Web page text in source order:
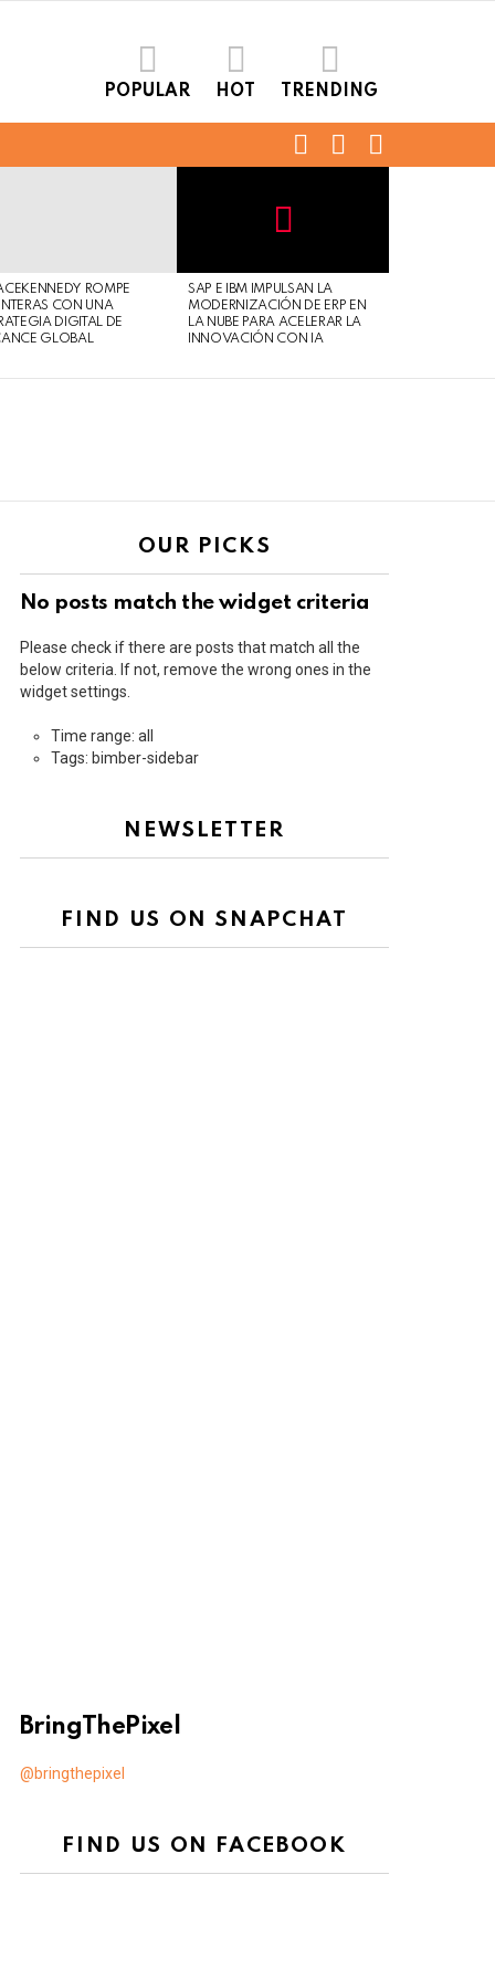
POPULAR HOT TRENDING
FOLLOWSEARCH
ROMPE
CON UNA
DIGITAL DE
GLOBAL
Safe
For
Work
view
this
post
SAP E IBM IMPULSAN LA
MODERNIZACIÓN DE ERP EN
LA NUBE PARA ACELERAR LA
INNOVACIÓN CON IA
OUR PICKS
No posts match the widget criteria
Please check if there are posts that match all the
below criteria. If not, remove the wrong ones in the
widget settings.
Time range: all
Tags: bimber-sidebar
NEWSLETTER
FIND US ON SNAPCHAT
BringThePixel
@bringthepixel
FIND US ON FACEBOOK